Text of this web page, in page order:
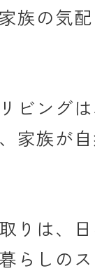
族の気
ビング
家族が
りは、
らしの